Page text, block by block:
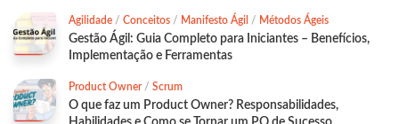
Agilidade / Conceitos / Manifesto Ágil / Métodos Ágeis
Gestão Ágil: Guia Completo para Iniciantes – Benefícios,
Implementação e Ferramentas
Product Owner/ Scrum
O que faz um Product Owner? Responsabilidades,